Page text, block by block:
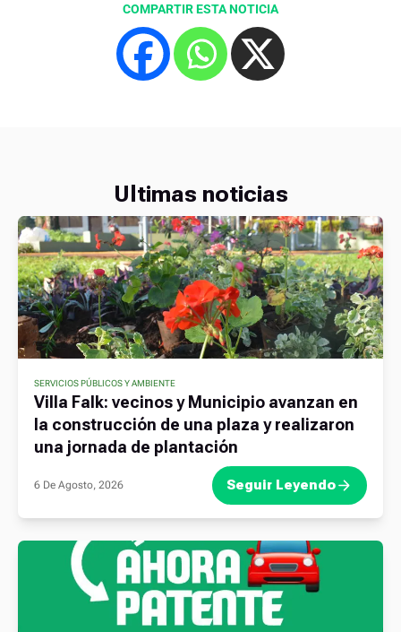
COMPARTIR ESTA NOTICIA
Ultimas noticias
SERVICIOS PÚBLICOS Y AMBIENTE
Villa Falk: vecinos y Municipio avanzan en
la construcción de una plaza y realizaron
una jornada de plantación
6 De Agosto, 2026 Seguir Leyendo